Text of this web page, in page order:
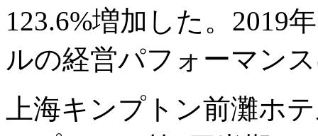
123.6%増加した。2019
ルの経営パフォーマン
上海キンプトン前灘ホ